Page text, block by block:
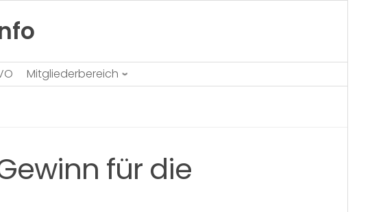
Mitgliederbereich
für die